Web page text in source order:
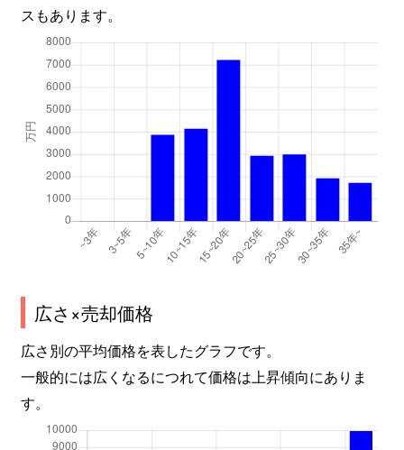
スもあります。
広さ×売却価格
広さ別の平均価格を表したグラフです。
一般的には広くなるにつれて価格は上昇傾向にありま
す。